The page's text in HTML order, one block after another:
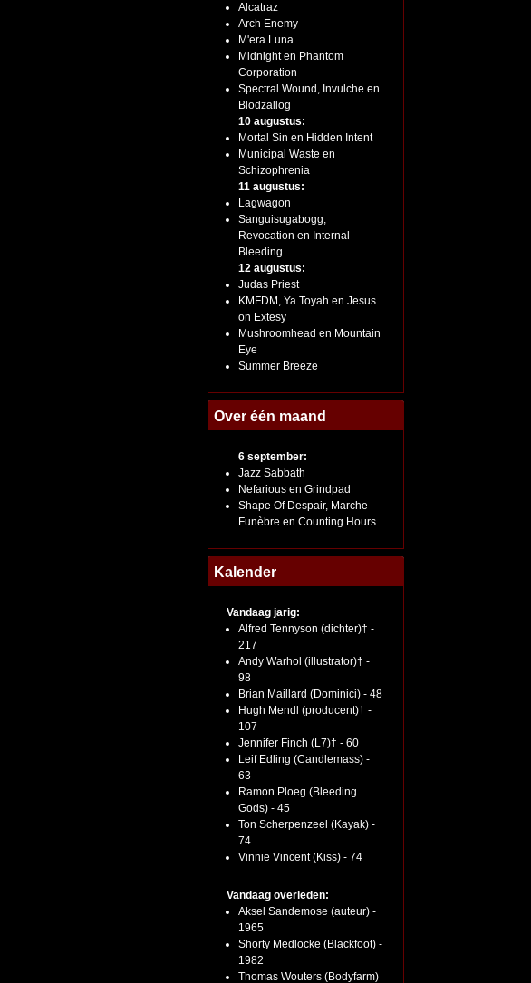
Alcatraz
Arch Enemy
M'era Luna
Midnight en Phantom
Corporation
Spectral Wound, Invulche en
Blodzallog
10 augustus:
Mortal Sin en Hidden Intent
Municipal Waste en
Schizophrenia
11 augustus:
Lagwagon
Sanguisugabogg,
Revocation en Internal
Bleeding
12 augustus:
Judas Priest
KMFDM, Ya Toyah en Jesus
on Extesy
Mushroomhead en Mountain
Eye
Summer Breeze
Over één maand
6 september:
Jazz Sabbath
Nefarious en Grindpad
Shape Of Despair, Marche
Funèbre en Counting Hours
Kalender
Vandaag jarig:
Alfred Tennyson (dichter)† -
217
Andy Warhol (illustrator)† -
98
Brian Maillard (Dominici) - 48
Hugh Mendl (producent)† -
107
Jennifer Finch (L7)† - 60
Leif Edling (Candlemass) -
63
Ramon Ploeg (Bleeding
Gods) - 45
Ton Scherpenzeel (Kayak) -
74
Vinnie Vincent (Kiss) - 74
Vandaag overleden:
Aksel Sandemose (auteur) -
1965
Shorty Medlocke (Blackfoot) -
1982
Thomas Wouters (Bodyfarm)